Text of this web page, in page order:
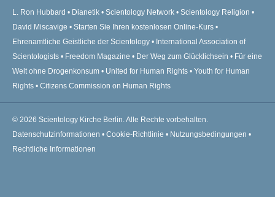
L. Ron Hubbard Dianetik Scientology Network
Scientology Religion
David Miscavige
Starten Sie Ihren kostenlosen Online-Kurs
Ehrenamtliche Geistliche der Scientology
International Association of
Scientologists
Freedom Magazine Der Weg zum Glücklichsein
Für eine
Welt ohne Drogenkonsum
United for Human Rights
Youth for Human
Rights
Citizens Commission on Human Rights
© 2026 Scientology Kirche Berlin.Alle Rechte vorbehalten.
Datenschutzinformationen • Cookie-Richtlinie • Nutzungsbedingungen •
Rechtliche Informationen